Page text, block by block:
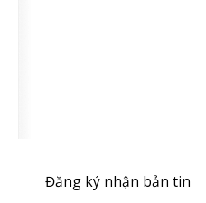
Đăng ký nhận bản tin